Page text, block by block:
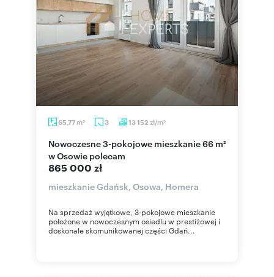
65,77 m2 3 13 152 zł/m2
Nowoczesne 3-pokojowe mieszkanie 66 m²
w Osowie polecam
865 000 zł
mieszkanie Gdańsk, Osowa, Homera
Na sprzedaż wyjątkowe, 3-pokojowe mieszkanie
położone w nowoczesnym osiedlu w prestiżowej i
doskonale skomunikowanej części Gdań...